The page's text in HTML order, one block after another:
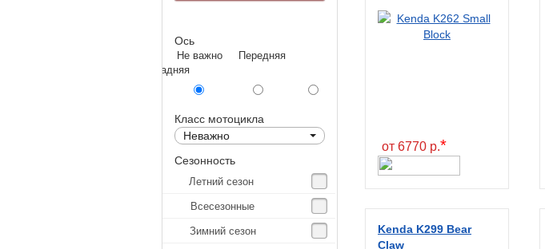
Excel
Forerunner
GoldenTyre
Gummy
Heidenau
IRC
Ось
Не важно Передняя
Задняя
Класс мотоцикла
Неважно
Сезонность
Летний сезон
Всесезонные
Зимний сезон
от 6770 р.*
Kenda K299 Bear
Claw